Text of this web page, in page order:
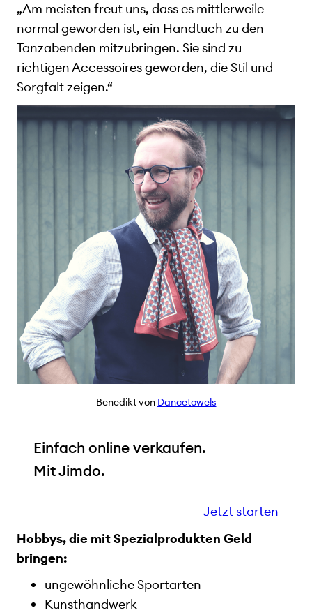
„Am meisten freut uns, dass es mittlerweile
normal geworden ist, ein Handtuch zu den
Tanzabenden mitzubringen. Sie sind zu
richtigen Accessoires geworden, die Stil und
Sorgfalt zeigen.“
Benedikt von Dancetowels
Einfach online verkaufen.
Mit Jimdo.
Jetzt starten
Hobbys, die mit Spezialprodukten Geld
bringen:
ungewöhnliche Sportarten
Kunsthandwerk